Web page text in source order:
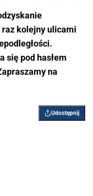
raz kolejny ulicami
się pod hasłem
na
Udostępnij